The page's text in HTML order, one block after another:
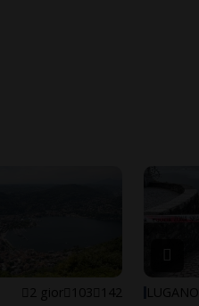
2 gior 103 142 LUGANO